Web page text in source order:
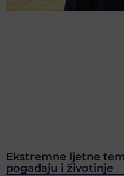
Ekstremne ljetne
pogađaju i životinje